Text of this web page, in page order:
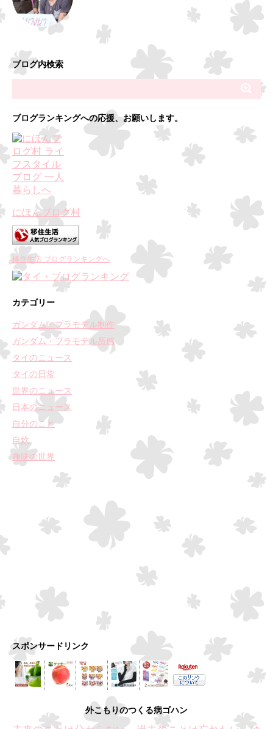
ブログ内検索
ブログランキングへの応援、お願いします。
にほんブログ村
移住生活 ブログランキングへ
カテゴリー
ガンダム・プラモデル制作
ガンダム・プラモデル所感
タイのニュース
タイの日常
世界のニュース
日本のニュース
自分のこと
自炊
趣味の世界
スポンサードリンク
外こもりのつくる病ゴハン